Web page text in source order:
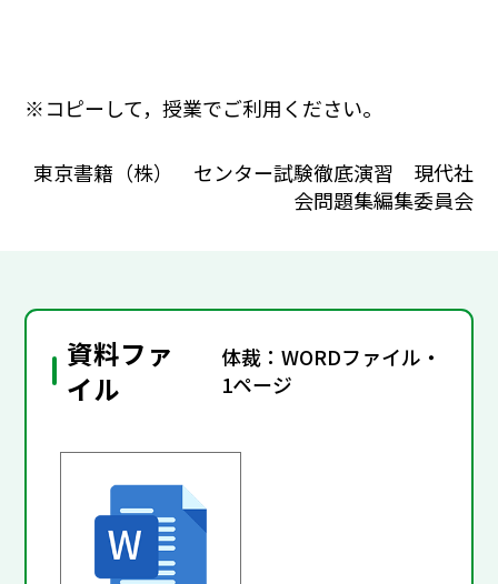
※コピーして，授業でご利用ください。
東京書籍（株） センター試験徹底演習 現代社
会問題集編集委員会
資料ファ
イル
体裁：WORDファイル・
1ページ